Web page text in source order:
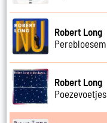
Robert Long
Perebloesem
Robert Long
Poezevoetjes